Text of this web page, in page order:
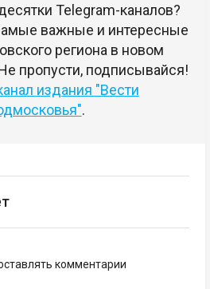
Telegram-каналов?
важные и интересные
региона в новом
пропусти, подписывайся!
издания "Вести
.
комментарии